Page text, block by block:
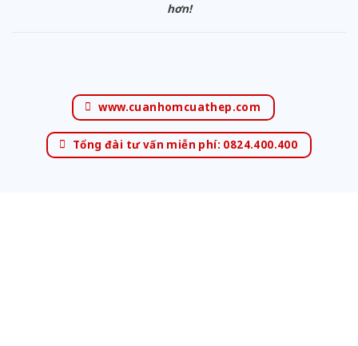
hơn!
www.cuanhomcuathep.com
Tổng đài tư vấn miễn phí: 0824.400.400